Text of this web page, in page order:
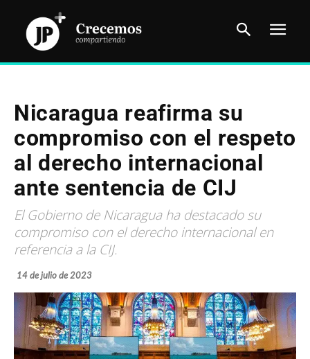
Nicaragua reafirma su
compromiso con el respeto
al derecho internacional
ante sentencia de CIJ
El Gobierno de Nicaragua ha destacado su
compromiso con el derecho internacional en
referencia a la CIJ.
14 de julio de 2023